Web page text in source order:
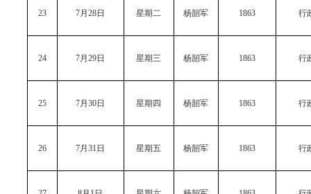
23 7月28日 星期二 杨韶军 1863 行
24 7月29日 星期三 杨韶军 1863 行
25 7月30日 星期四 杨韶军 1863 行
26 7月31日 星期五 杨韶军 1863 行